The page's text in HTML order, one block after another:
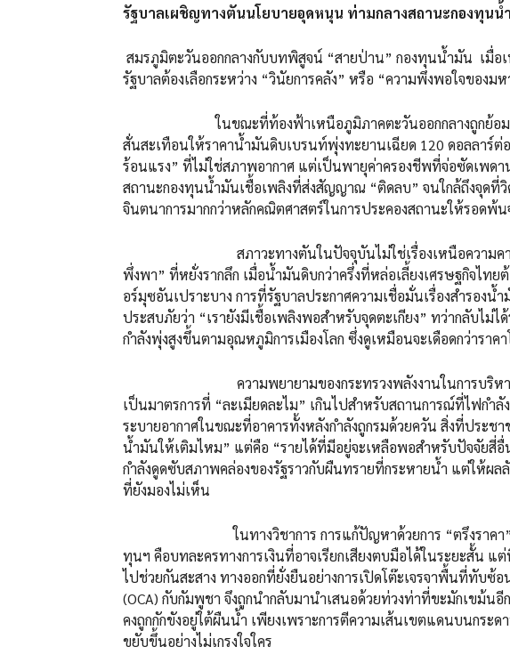
รัฐบาลเผชิญทางตันนโยบายอุดหนุน ท่ามกลางสถานะกองทุนน้
สมรภูมิตะวันออกกลางกับบทพิสูจน์ “สายป่าน” กองทุนน้ำมัน เมื่อ
รัฐบาลต้องเลือกระหว่าง “วินัยการคลัง” หรือ “ความพึงพอใจของม
ในขณะที่ท้องฟ้าเหนือภูมิภาคตะวันออกกลางถูกย้อมด้วยสี
สั่นสะเทือนให้ราคาน้ำมันดิบเบรนท์พุ่งทะยานเฉียด 120 ดอลลาร์ต่
ร้อนแรง” ที่ไม่ใช่สภาพอากาศ แต่เป็นพายุค่าครองชีพที่จ่อซัดเพด
สถานะกองทุนน้ำมันเชื้อเพลิงที่ส่งสัญญาณ “ติดลบ” จนใกล้ถึงจุดที่วิ
จินตนาการมากกว่าหลักคณิตศาสตร์ในการประคองสถานะให้รอดพ้น
สภาวะทางตันในปัจจุบันไม่ใช่เรื่องเหนือความคาดหม
พึ่งพา” ที่หยั่งรากลึก เมื่อน้ำมันดิบกว่าครึ่งที่หล่อเลี้ยงเศรษฐกิจไทย
อร์มุซอันเปราะบาง การที่รัฐบาลประกาศความเชื่อมั่นเรื่องสำรอง
ประสบภัยว่า “เรายังมีเชื้อเพลิงพอสำหรับจุดตะเกียง” ทว่ากลับไม่ไ
กำลังพุ่งสูงขึ้นตามอุณหภูมิการเมืองโลก ซึ่งดูเหมือนจะเดือดกว่ารา
ความพยายามของกระทรวงพลังงานในการบริหารจัด
เป็นมาตรการที่ “ละเมียดละไม” เกินไปสำหรับสถานการณ์ที่ไฟกำลั
ระบายอากาศในขณะที่อาคารทั้งหลังกำลังถูกรมด้วยควัน สิ่งที่ประช
น้ำมันให้เติมไหม” แต่คือ “รายได้ที่มีอยู่จะเหลือพอสำหรับปัจจัยสี่
กำลังดูดซับสภาพคล่องของรัฐราวกับผืนทรายที่กระหายน้ำ แต่ให้ผล
ที่ยังมองไม่เห็น
ในทางวิชาการ การแก้ปัญหาด้วยการ “ตรึงราคา” ผ่า
ทุนฯ คือบทละครทางการเงินที่อาจเรียกเสียงตบมือได้ในระยะสั้น
ไปช่วยกันสะสาง ทางออกที่ยั่งยืนอย่างการเปิดโต๊ะเจรจาพื้นที่ทับซ้อ
(OCA) กับกัมพูชา จึงถูกนำกลับมานำเสนอด้วยท่วงท่าที่ขะมักเขม้น
คงถูกกักขังอยู่ใต้ผืนน้ำ เพียงเพราะการตีความเส้นเขตแดนบนกระ
ขยับขึ้นอย่างไม่เกรงใจใคร